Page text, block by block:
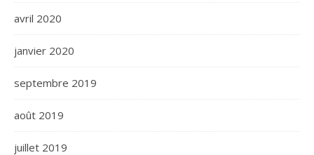
avril 2020
janvier 2020
septembre 2019
août 2019
juillet 2019